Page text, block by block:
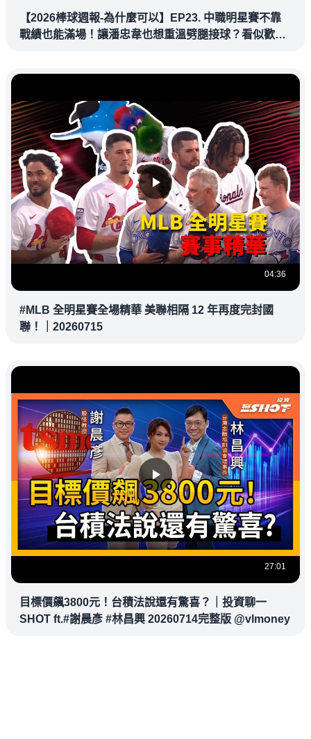
【2026棒球週報-為什麼可以】EP23. 中職明星賽不靠
戰績也能滿場！讓潘忠韋也想重溫劈腿接球？看似歡樂
04:36
#MLB 全明星賽全場精華 美聯相隔 12 年再度完封國
聯！｜20260715
27:01
目標價飆3800元！台積法說還有驚喜？｜投資聊一
SHOT ft.#謝晨彥 #林昌興 20260714完整版 @vlmoney